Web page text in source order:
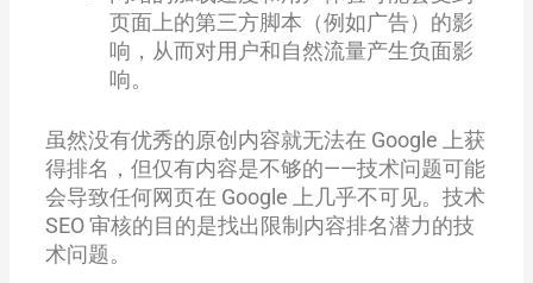
页面上的第三方脚本（例如广告）的影
响，从而对用户和自然流量产生负面影
响。
虽然没有优秀的原创内容就无法在 Google 上获
得排名，但仅有内容是不够的——技术问题可能
会导致任何网页在 Google 上几乎不可见。技术
SEO 审核的目的是找出限制内容排名潜力的技
术问题。